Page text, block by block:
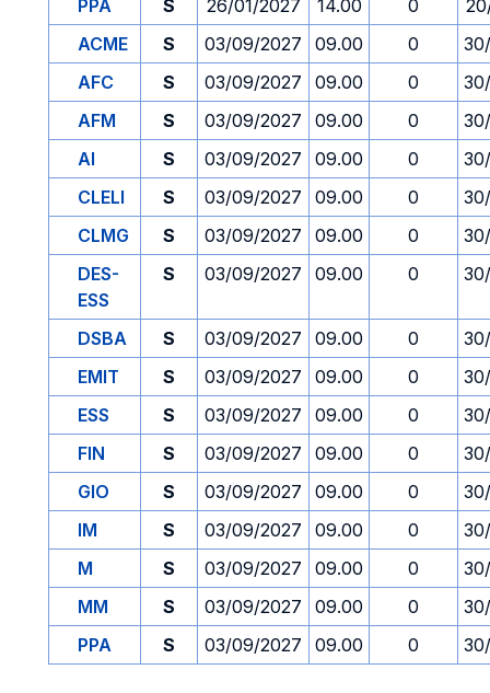
PPA S 26/01/2027 14.00 0
ACME
S 03/09/2027 09.00 0
AFC
S 03/09/2027 09.00 0
AFM
S 03/09/2027 09.00 0
AI
S 03/09/2027 09.00 0
CLELI
S 03/09/2027 09.00 0
CLMG
S 03/09/2027 09.00 0
DES-
ESS
S 03/09/2027 09.00 0
DSBA S 03/09/2027 09.00 0
EMIT
S 03/09/2027 09.00 0
ESS
S 03/09/2027 09.00 0
FIN
S 03/09/2027 09.00 0
GIO
S 03/09/2027 09.00 0
IM
S 03/09/2027 09.00 0
M
S 03/09/2027 09.00 0
MM
S 03/09/2027 09.00 0
PPA
S 03/09/2027 09.00 0